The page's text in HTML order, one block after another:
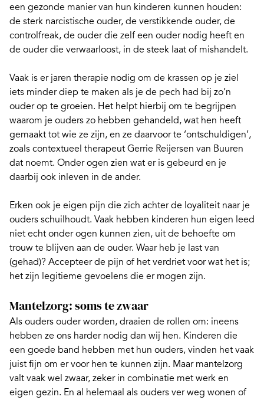
een gezonde manier van hun kinderen kunnen houden:
de sterk narcistische ouder, de verstikkende ouder, de
controlfreak, de ouder die zelf een ouder nodig heeft en
de ouder die verwaarloost, in de steek laat of mishandelt.
Vaak is er jaren therapie nodig om de krassen op je ziel
iets minder diep te maken als je de pech had bij zo’n
ouder op te groeien. Het helpt hierbij om te begrijpen
waarom je ouders zo hebben gehandeld, wat hen heeft
gemaakt tot wie ze zijn, en ze daarvoor te ‘ontschuldigen’,
zoals contextueel therapeut Gerrie Reijersen van Buuren
dat noemt. Onder ogen zien wat er is gebeurd en je
daarbij ook inleven in de ander.
Erken ook je eigen pijn die zich achter de loyaliteit naar je
ouders schuilhoudt. Vaak hebben kinderen hun eigen leed
niet echt onder ogen kunnen zien, uit de behoefte om
trouw te blijven aan de ouder. Waar heb je last van
(gehad)? Accepteer de pijn of het verdriet voor wat het is;
het zijn legitieme gevoelens die er mogen zijn.
Mantelzorg: soms te zwaar
Als ouders ouder worden, draaien de rollen om: ineens
hebben ze ons harder nodig dan wij hen. Kinderen die
een goede band hebben met hun ouders, vinden het vaak
juist fijn om er voor hen te kunnen zijn. Maar mantelzorg
valt vaak wel zwaar, zeker in combinatie met werk en
eigen gezin. En al helemaal als ouders ver weg wonen of